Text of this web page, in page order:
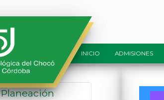
INICIO ADMISIONES
Planeación